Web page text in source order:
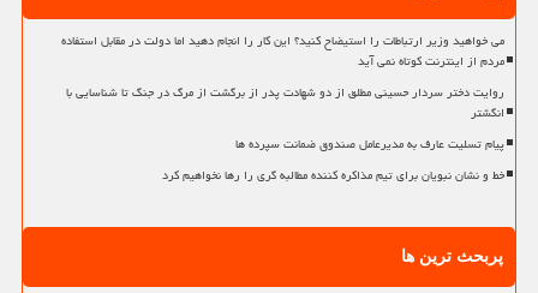
می خواهید وزیر ارتباطات را استیضاح کنید؟ این کار را انجام دهید اما دولت در مقابل استفاده
مردم از اینترنت کوتاه نمی آید
روایت دختر سردار حسینی مطلق از دو شهادت پدر از برگشت از مرگ در جنگ تا شناسایی با
انگشتر
پیام تسلیت عارف به مدیرعامل صندوق ضمانت سپرده ها
خط و نشان نبویان برای تیم مذاکره کننده مطالبه گری را رها نخواهیم کرد
پربحث ترین ها